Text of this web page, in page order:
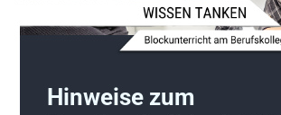
Hinweise zum